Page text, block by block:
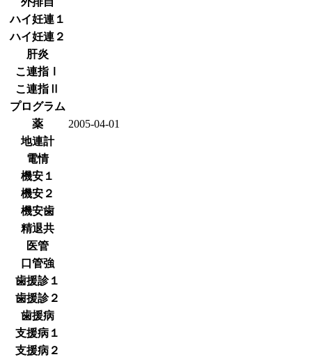
ハイ妊連１
ハイ妊連２
肝炎
こ連指Ⅰ
こ連指Ⅱ
プログラム
薬
2005-04-01
地連計
電情
機安１
機安２
機安歯
精退共
医管
口管強
歯援診１
歯援診２
歯援病
支援病１
支援病２